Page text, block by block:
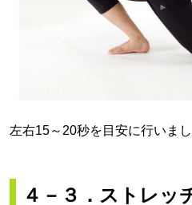
左右15～20秒を目安に行いまし
４－３． ストレッ